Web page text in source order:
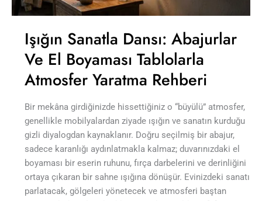
Işığın Sanatla Dansı: Abajurlar
Ve El Boyaması Tablolarla
Atmosfer Yaratma Rehberi
Bir mekâna girdiğinizde hissettiğiniz o “büyülü” atmosfer,
genellikle mobilyalardan ziyade ışığın ve sanatın kurduğu
gizli diyalogdan kaynaklanır. Doğru seçilmiş bir abajur,
sadece karanlığı aydınlatmakla kalmaz; duvarınızdaki el
boyaması bir eserin ruhunu, fırça darbelerini ve derinliğini
ortaya çıkaran bir sahne ışığına dönüşür. Evinizdeki sanatı
parlatacak, gölgeleri yönetecek ve atmosferi baştan